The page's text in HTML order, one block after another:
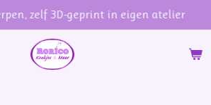
zelf 3D-geprint in eigen atelier